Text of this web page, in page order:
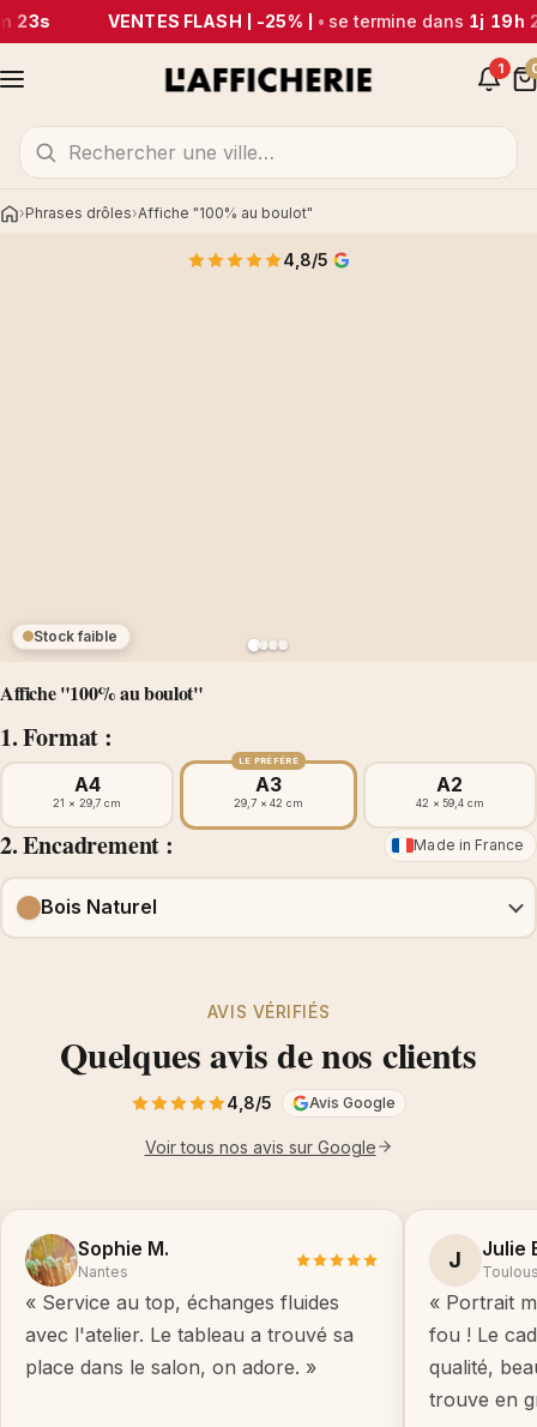
23s VENTES FLASH | -25% | •se termine dans1j 19h
1
AccueilPhrases drôles Affiche "100% au boulot"
Affiche "100% au boulot"
1. Format :
Stock faible
4,8/5
A4
21 × 29,7 cm
LE PRÉFÉRÉ
A3
29,7 × 42 cm
A2
42 × 59,4 cm
2. Encadrement : Made in France
Bois Naturel
AVIS VÉRIFIÉS
Quelques avis de nos clients
4,8/5 Avis Google
Voir tous nos avis sur Google
Sophie M.
Nantes
« Service au top, échanges fluides
avec l'atelier. Le tableau a trouvé sa
place dans le salon, on adore. »
J Julie
« Portrait
fou ! Le
qualité,
trouve en